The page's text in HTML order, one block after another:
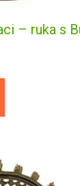
– ruka s